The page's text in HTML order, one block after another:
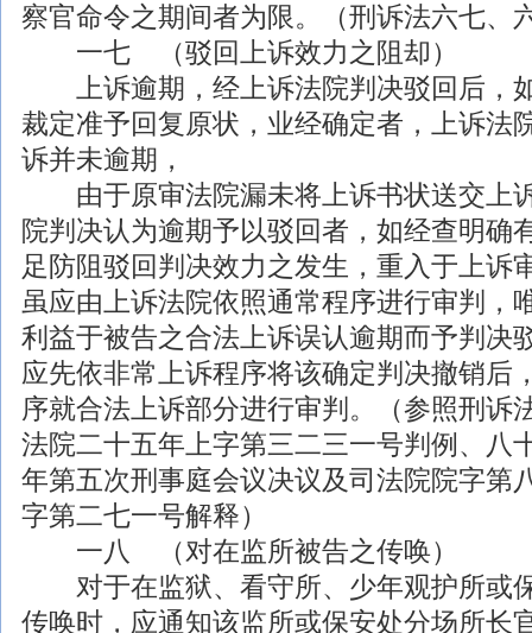
察官命令之期间者为限。（刑诉法六七、
一七 （驳回上诉效力之阻却）
上诉逾期，经上诉法院判决驳回后，
裁定准予回复原状，业经确定者，上诉法
诉并未逾期，
由于原审法院漏未将上诉书状送交上
院判决认为逾期予以驳回者，如经查明确
足防阻驳回判决效力之发生，重入于上诉
虽应由上诉法院依照通常程序进行审判，
利益于被告之合法上诉误认逾期而予判决
应先依非常上诉程序将该确定判决撤销后
序就合法上诉部分进行审判。（参照刑诉
法院二十五年上字第三二三一号判例、八
年第五次刑事庭会议决议及司法院院字第
字第二七一号解释）
一八 （对在监所被告之传唤）
对于在监狱、看守所、少年观护所或
传唤时，应通知该监所或保安处分场所长